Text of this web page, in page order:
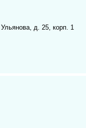
д. 25, корп. 1